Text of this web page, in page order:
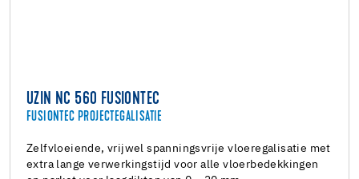
UZIN NC 560 FUSIONTEC
FUSIONTEC PROJECTEGALISATIE
Zelfvloeiende, vrijwel spanningsvrije vloeregalisatie met
extra lange verwerkingstijd voor alle vloerbedekkingen